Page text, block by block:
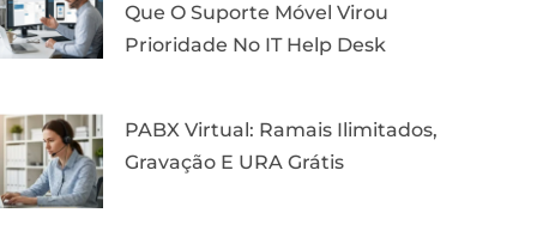
Que O Suporte Móvel Virou
Prioridade No IT Help Desk
PABX Virtual: Ramais Ilimitados,
Gravação E URA Grátis